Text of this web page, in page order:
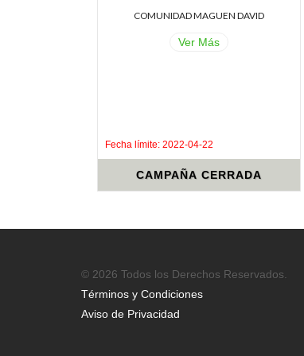
COMUNIDAD MAGUEN DAVID
Ver Más
Fecha límite: 2022-04-22
CAMPAÑA CERRADA
© 2026 Todos los Derechos Reservados.
Términos y Condiciones
Aviso de Privacidad